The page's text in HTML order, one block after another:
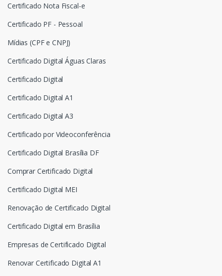
Certificado Nota Fiscal-e
Certificado PF - Pessoal
Mídias (CPF e CNPJ)
Certificado Digital Águas Claras
Certificado Digital
Certificado Digital A1
Certificado Digital A3
Certificado por Videoconferência
Certificado Digital Brasília DF
Comprar Certificado Digital
Certificado Digital MEI
Renovação de Certificado Digital
Certificado Digital em Brasília
Empresas de Certificado Digital
Renovar Certificado Digital A1